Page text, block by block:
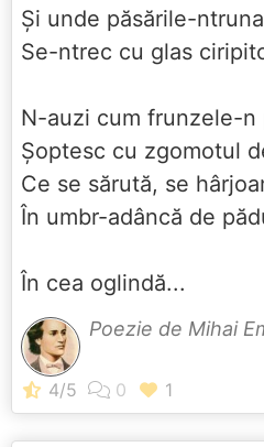
Şi unde păsările-ntruna
Se-ntrec cu glas
N-auzi cum frunzele-n
Şoptesc cu zgomotul
Ce se sărută, se
În umbr-adâncă de
În cea oglindă...
Poezie de Mihai